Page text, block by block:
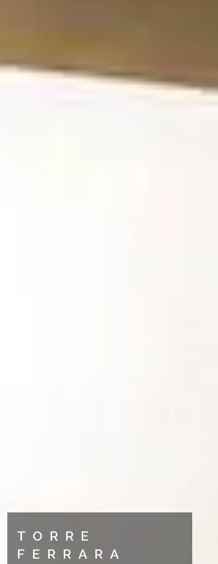
TORRE
FERRARA